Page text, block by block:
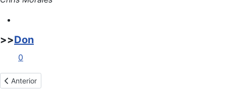
>>Don
0
Artigo anterior: Na comunidade de São Stanislaus Kostka na cidade
Anterior